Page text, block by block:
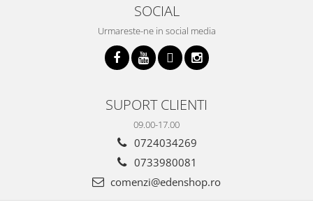
SOCIAL
Urmareste-ne in social media
SUPORT CLIENTI
09.00-17.00
0724034269
0733980081
comenzi@edenshop.ro